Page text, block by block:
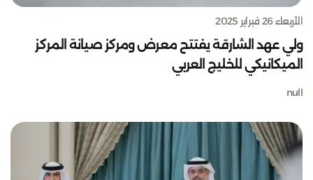
الأربعاء 26 فبراير 2025
ولي عهد الشارقة يفتتح معرض ومركز صيانة المركز
الميكانيكي للخليج العربي
null